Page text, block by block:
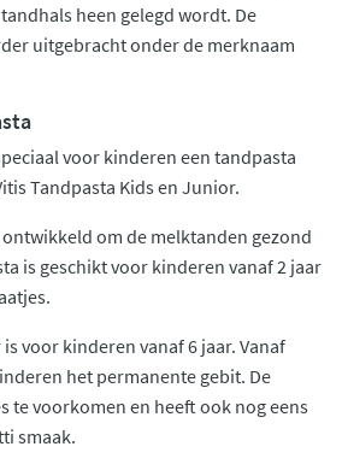
heen gelegd wordt. De
uitgebracht onder de merknaam
voor kinderen een tandpasta
Tandpasta Kids en Junior.
ontwikkeld om de melktanden gezond
is geschikt voor kinderen vanaf 2 jaar
voor kinderen vanaf 6 jaar. Vanaf
het permanente gebit. De
te voorkomen en heeft ook nog eens
smaak.